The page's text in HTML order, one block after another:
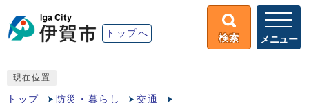
トップへ 検索 メニュー
現在位置
トップ 防災・暮らし 交通